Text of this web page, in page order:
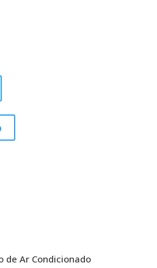
de Ar Condicionado